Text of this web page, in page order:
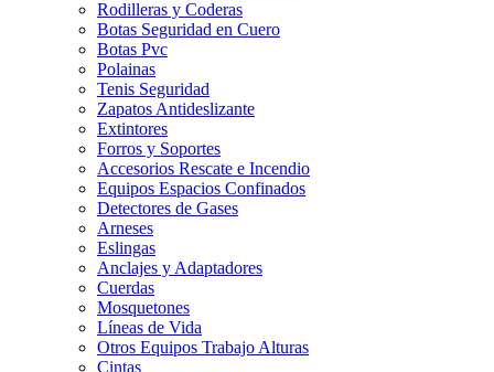
Rodilleras y Coderas
Botas Seguridad en Cuero
Botas Pvc
Polainas
Tenis Seguridad
Zapatos Antideslizante
Extintores
Forros y Soportes
Accesorios Rescate e Incendio
Equipos Espacios Confinados
Detectores de Gases
Arneses
Eslingas
Anclajes y Adaptadores
Cuerdas
Mosquetones
Líneas de Vida
Otros Equipos Trabajo Alturas
Cintas